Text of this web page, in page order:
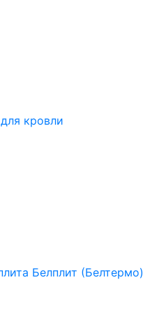
кровли
Белплит (Белтермо)